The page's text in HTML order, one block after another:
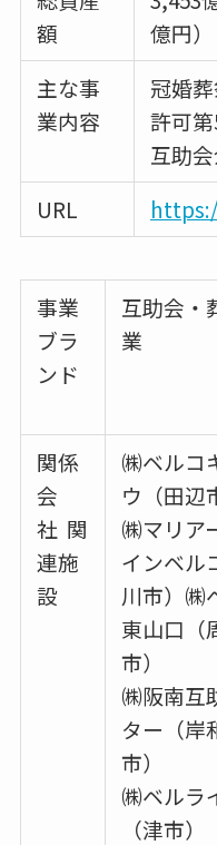
額
億円）
主な事
業内容
冠婚
許可第
互助
URL
事業
ブラ
ンド
互助会・
業
関係
会
社 関
連施
設
㈱ベルコ
ウ（田辺
㈱マリア
インベル
川市）㈱
東山口（
市）
㈱阪南互
ター（岸
市）
㈱ベルラ
（津市）